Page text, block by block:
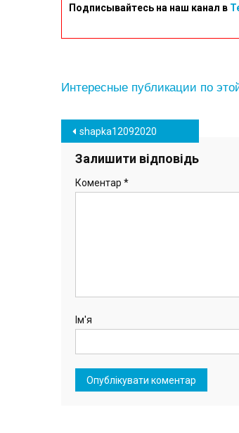
Подписывайтесь на наш канал в
Интересные публикации по
Навігація
записів
shapka12092020
Залишити відповідь
Коментар *
Ім'я